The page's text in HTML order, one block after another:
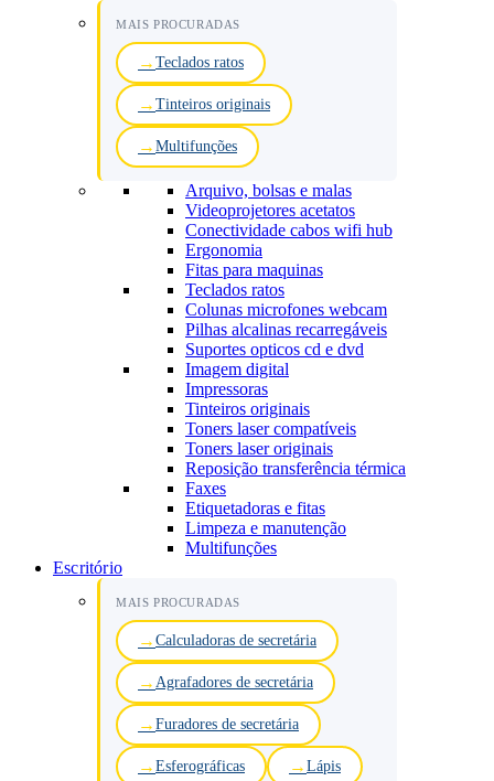
MAIS PROCURADAS
Teclados ratos
Tinteiros originais
Multifunções
Arquivo, bolsas e malas
Videoprojetores acetatos
Conectividade cabos wifi hub
Ergonomia
Fitas para maquinas
Teclados ratos
Colunas microfones webcam
Pilhas alcalinas recarregáveis
Suportes opticos cd e dvd
Imagem digital
Impressoras
Tinteiros originais
Toners laser compatíveis
Toners laser originais
Reposição transferência térmica
Faxes
Etiquetadoras e fitas
Limpeza e manutenção
Multifunções
Escritório
MAIS PROCURADAS
Calculadoras de secretária
Agrafadores de secretária
Furadores de secretária
Esferográficas Lápis